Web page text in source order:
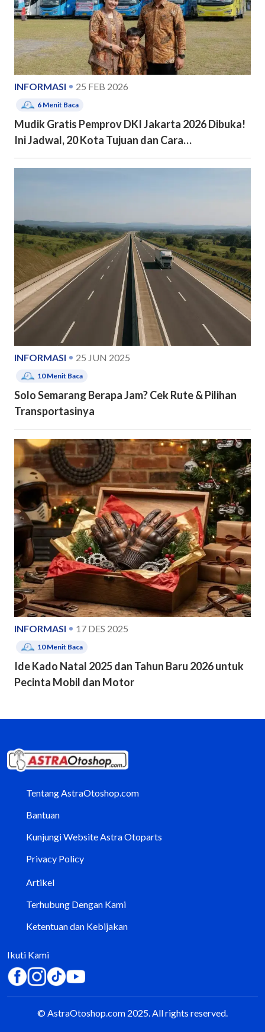
INFORMASI 25 FEB 2026
6 Menit Baca
Mudik Gratis Pemprov DKI Jakarta 2026 Dibuka!
Ini Jadwal, 20 Kota Tujuan dan Cara
Pendaftarannya
INFORMASI 25 JUN 2025
10Menit Baca
Solo Semarang Berapa Jam? Cek Rute & Pilihan
Transportasinya
INFORMASI 17 DES 2025
10Menit Baca
Ide Kado Natal 2025 dan Tahun Baru 2026 untuk
Pecinta Mobil dan Motor
Tentang AstraOtoshop.com
Bantuan
Kunjungi Website Astra Otoparts
Privacy Policy
Artikel
Terhubung Dengan Kami
Ketentuan dan Kebijakan
Ikuti Kami
© AstraOtoshop.com 2025. All rights reserved.